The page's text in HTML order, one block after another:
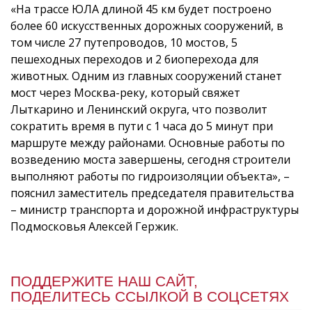
«На трассе ЮЛА длиной 45 км будет построено
более 60 искусственных дорожных сооружений, в
том числе 27 путепроводов, 10 мостов, 5
пешеходных переходов и 2 биоперехода для
животных. Одним из главных сооружений станет
мост через Москва-реку, который свяжет
Лыткарино и Ленинский округа, что позволит
сократить время в пути с 1 часа до 5 минут при
маршруте между районами. Основные работы по
возведению моста завершены, сегодня строители
выполняют работы по гидроизоляции объекта», –
пояснил заместитель председателя правительства
– министр транспорта и дорожной инфраструктуры
Подмосковья Алексей Гержик.
ПОДДЕРЖИТЕ НАШ САЙТ,
ПОДЕЛИТЕСЬ ССЫЛКОЙ В СОЦСЕТЯХ